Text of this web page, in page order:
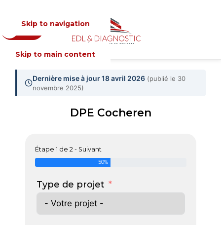
Skip to navigation
Skip to main content
MENU
Dernière mise à jour 18 avril 2026 (publié le 30
novembre 2025)
DPE Cocheren
Étape 1 de 2 - Suivant
50%
Type de projet